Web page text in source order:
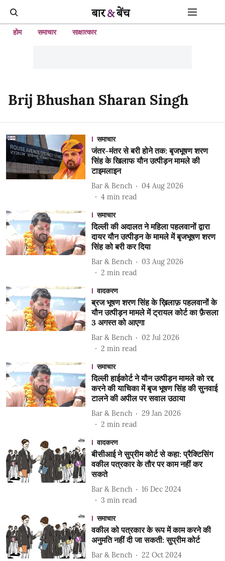
होम समाचार साक्षात्कार
Brij Bhushan Sharan Singh
समाचार
जंतर-मंतर से बरी होने तक: बृजभूषण शरण
सिंह के खिलाफ यौन उत्पीड़न मामले की
टाइमलाइन
Bar & Bench
04 Aug 2026
4 min read
समाचार
दिल्ली की अदालत ने महिला पहलवानों द्वारा
दायर यौन उत्पीड़न के मामले में बृजभूषण शरण
सिंह को बरी कर दिया
Bar & Bench
03 Aug 2026
2 min read
वादकरण
ब्रज भूषण शरण सिंह के ख़िलाफ़ पहलवानों के
यौन उत्पीड़न मामले में ट्रायल कोर्ट का फ़ैसला
3 अगस्त को आएगा
Bar & Bench
02 Jul 2026
2 min read
समाचार
दिल्ली हाईकोर्ट ने यौन उत्पीड़न मामले को रद्द
करने की याचिका में बृज भूषण सिंह की सुनवाई
टालने की अपील पर सवाल उठाया
Bar & Bench
29 Jan 2026
2 min read
वादकरण
बीसीआई ने सुप्रीम कोर्ट से कहा: प्रैक्टिसिंग
वकील पत्रकार के तौर पर काम नहीं कर
सकते
Bar & Bench
16 Dec 2024
3 min read
समाचार
वकील को पत्रकार के रूप में काम करने की
अनुमति नहीं दी जा सकती: सुप्रीम कोर्ट
Bar & Bench
22 Oct 2024